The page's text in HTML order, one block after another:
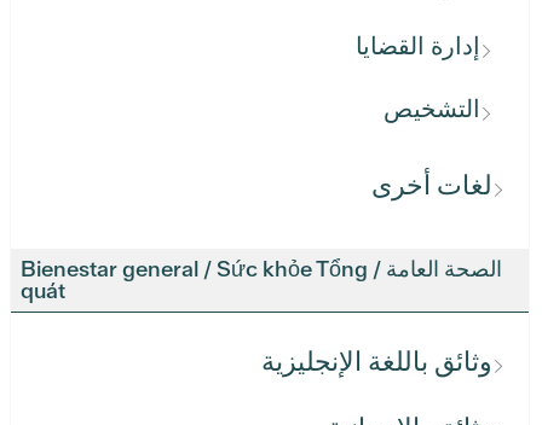
إدارة القضايا
التشخيص
لغات أخرى
الصحة العامة / Bienestar general / Sức khỏe Tổng
quát
وثائق باللغة الإنجليزية